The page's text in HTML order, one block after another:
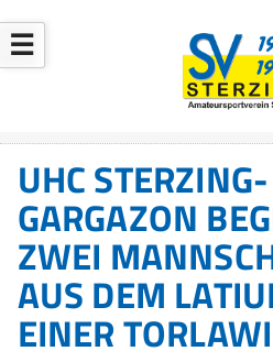
☰
UHC STERZING-
GARGAZON
ZWEI
AUS DEM
EINER